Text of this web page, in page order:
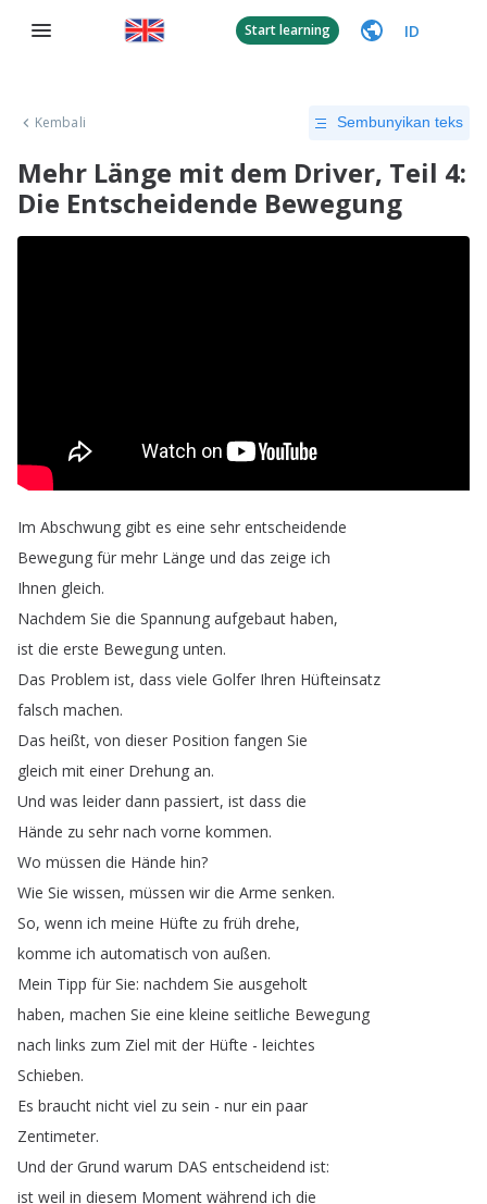
Start learning ID
Kembali Sembunyikan teks
Mehr Länge mit dem Driver, Teil 4:
Die Entscheidende Bewegung
Im Abschwung gibt es eine sehr entscheidende
Bewegung für mehr Länge und das zeige ich
Ihnen gleich.
Nachdem Sie die Spannung aufgebaut haben,
ist die erste Bewegung unten.
Das Problem ist, dass viele Golfer Ihren Hüfteinsatz
falsch machen.
Das heißt, von dieser Position fangen Sie
gleich mit einer Drehung an.
Und was leider dann passiert, ist dass die
Hände zu sehr nach vorne kommen.
Wo müssen die Hände hin?
Wie Sie wissen, müssen wir die Arme senken.
So, wenn ich meine Hüfte zu früh drehe,
komme ich automatisch von außen.
Mein Tipp für Sie: nachdem Sie ausgeholt
haben, machen Sie eine kleine seitliche Bewegung
nach links zum Ziel mit der Hüfte - leichtes
Schieben.
Es braucht nicht viel zu sein - nur ein paar
Zentimeter.
Und der Grund warum DAS entscheidend ist:
ist weil in diesem Moment während ich die